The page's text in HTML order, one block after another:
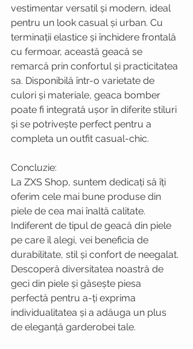
vestimentar versatil și modern, ideal
pentru un look casual și urban. Cu
terminații elastice și închidere frontală
cu fermoar, această geacă se
remarcă prin confortul și practicitatea
sa. Disponibilă într-o varietate de
culori și materiale, geaca bomber
poate fi integrată ușor în diferite stiluri
și se potrivește perfect pentru a
completa un outfit casual-chic.
Concluzie:
La ZXS Shop, suntem dedicați să îți
oferim cele mai bune produse din
piele de cea mai înaltă calitate.
Indiferent de tipul de geacă din piele
pe care îl alegi, vei beneficia de
durabilitate, stil și confort de neegalat.
Descoperă diversitatea noastră de
geci din piele și găsește piesa
perfectă pentru a-ți exprima
individualitatea și a adăuga un plus
de eleganță garderobei tale.